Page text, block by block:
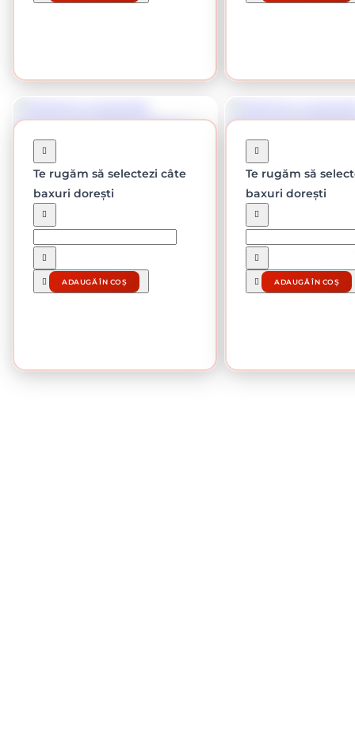
Stoc epuizat
Polistiren expandat Sikatherm® EPS150
150mm
95.02 lei / buc
Te rugăm să selectezi câte
baxuri dorești
ADAUGĂ ÎN COȘ
Stoc epuizat
Polistiren expandat
150mm
109.38 lei /
Te rugăm să
baxuri dorești
ADAUGĂ ÎN COȘ